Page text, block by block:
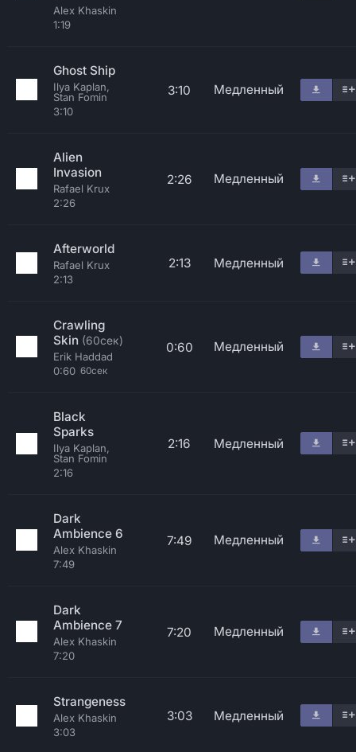
Alex Khaskin
1:19
Ghost Ship
Ilya Kaplan,
Stan Fomin
3:10
3:10 Медленный
Alien
Invasion
Rafael Krux
2:26
2:26 Медленный
Afterworld
Rafael Krux
2:13
2:13 Медленный
Crawling
Skin (60сек)
Erik Haddad
0:60 60сек
0:60 Медленный
Black
Sparks
Ilya Kaplan,
Stan Fomin
2:16
2:16 Медленный
Dark
Ambience 6
Alex Khaskin
7:49
7:49 Медленный
Dark
Ambience 7
Alex Khaskin
7:20
7:20 Медленный
Strangeness
Alex Khaskin
3:03
3:03 Медленный